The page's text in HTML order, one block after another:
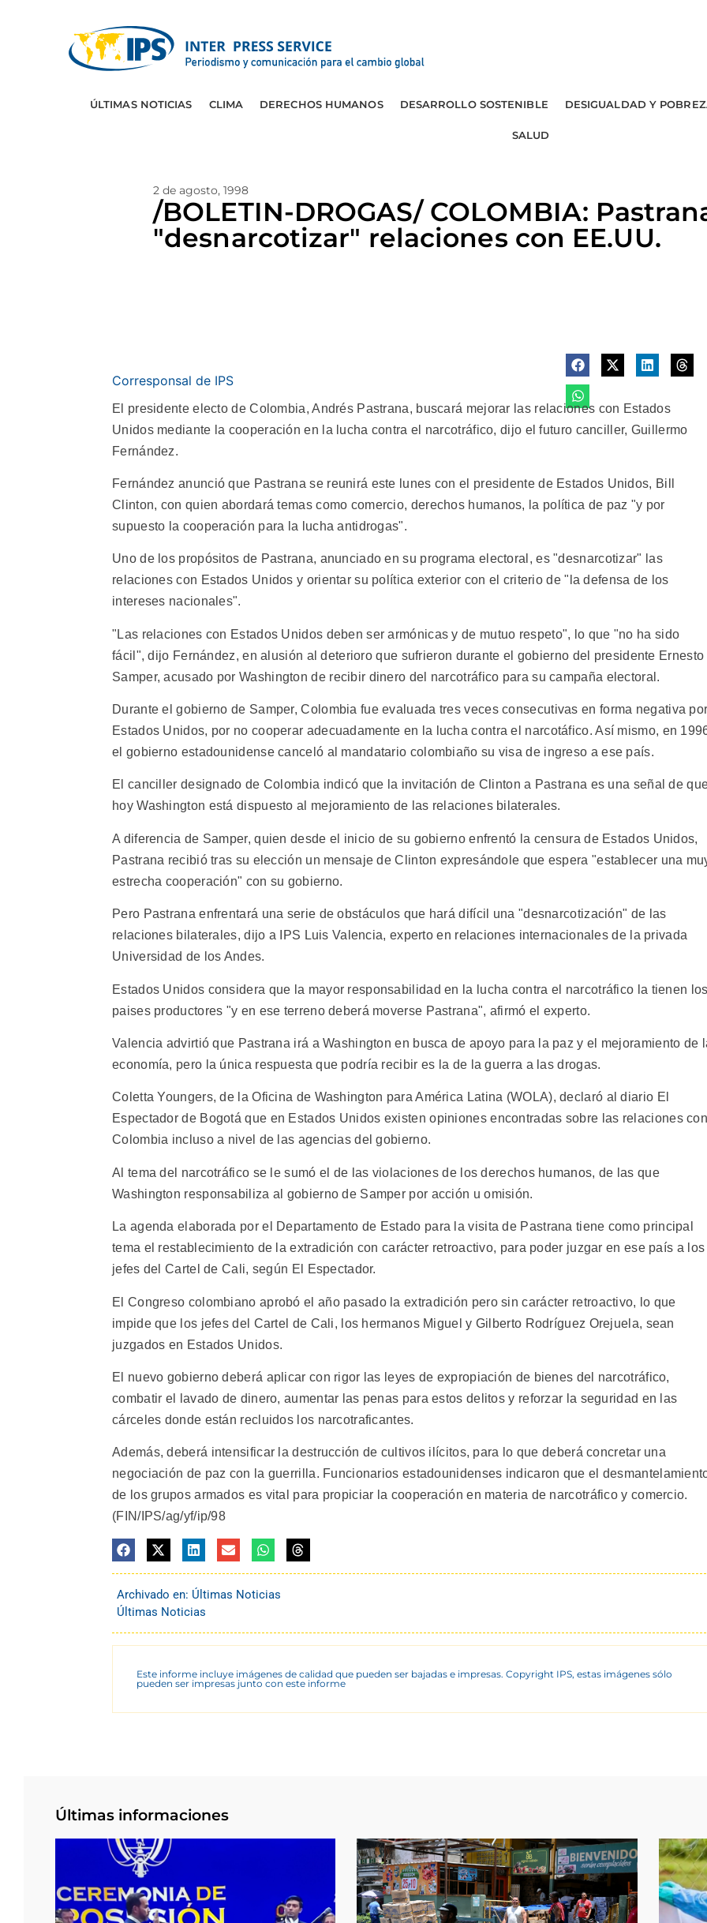
ÚLTIMAS NOTICIAS CLIMA DERECHOS HUMANOS DESARROLLO SOSTENIBLE DESIGUALDAD Y
SALUD
2 de agosto, 1998
/BOLETIN-DROGAS/ COLOMBIA:
"desnarcotizar" relaciones con EE.UU.
Corresponsal de IPS
El presidente electo de Colombia, Andrés Pastrana, buscará mejorar las relaciones con Estados
Unidos mediante la cooperación en la lucha contra el narcotráfico, dijo el futuro canciller, Guillermo
Fernández.
Fernández anunció que Pastrana se reunirá este lunes con el presidente de Estados Unidos, Bill
Clinton, con quien abordará temas como comercio, derechos humanos, la política de paz "y por
supuesto la cooperación para la lucha antidrogas".
Uno de los propósitos de Pastrana, anunciado en su programa electoral, es "desnarcotizar" las
relaciones con Estados Unidos y orientar su política exterior con el criterio de "la defensa de los
intereses nacionales".
"Las relaciones con Estados Unidos deben ser armónicas y de mutuo respeto", lo que "no ha sido
fácil", dijo Fernández, en alusión al deterioro que sufrieron durante el gobierno del presidente Ernesto
Samper, acusado por Washington de recibir dinero del narcotráfico para su campaña electoral.
Durante el gobierno de Samper, Colombia fue evaluada tres veces consecutivas en forma negativa
Estados Unidos, por no cooperar adecuadamente en la lucha contra el narcotáfico. Así mismo, en
el gobierno estadounidense canceló al mandatario colombiaño su visa de ingreso a ese país.
El canciller designado de Colombia indicó que la invitación de Clinton a Pastrana es una señal de
hoy Washington está dispuesto al mejoramiento de las relaciones bilaterales.
A diferencia de Samper, quien desde el inicio de su gobierno enfrentó la censura de Estados Unidos,
Pastrana recibió tras su elección un mensaje de Clinton expresándole que espera "establecer una
estrecha cooperación" con su gobierno.
Pero Pastrana enfrentará una serie de obstáculos que hará difícil una "desnarcotización" de las
relaciones bilaterales, dijo a IPS Luis Valencia, experto en relaciones internacionales de la privada
Universidad de los Andes.
Estados Unidos considera que la mayor responsabilidad en la lucha contra el narcotráfico la tienen
paises productores "y en ese terreno deberá moverse Pastrana", afirmó el experto.
Valencia advirtió que Pastrana irá a Washington en busca de apoyo para la paz y el mejoramiento de
economía, pero la única respuesta que podría recibir es la de la guerra a las drogas.
Coletta Youngers, de la Oficina de Washington para América Latina (WOLA), declaró al diario El
Espectador de Bogotá que en Estados Unidos existen opiniones encontradas sobre las relaciones
Colombia incluso a nivel de las agencias del gobierno.
Al tema del narcotráfico se le sumó el de las violaciones de los derechos humanos, de las que
Washington responsabiliza al gobierno de Samper por acción u omisión.
La agenda elaborada por el Departamento de Estado para la visita de Pastrana tiene como principal
tema el restablecimiento de la extradición con carácter retroactivo, para poder juzgar en ese país a los
jefes del Cartel de Cali, según El Espectador.
El Congreso colombiano aprobó el año pasado la extradición pero sin carácter retroactivo, lo que
impide que los jefes del Cartel de Cali, los hermanos Miguel y Gilberto Rodríguez Orejuela, sean
juzgados en Estados Unidos.
El nuevo gobierno deberá aplicar con rigor las leyes de expropiación de bienes del narcotráfico,
combatir el lavado de dinero, aumentar las penas para estos delitos y reforzar la seguridad en las
cárceles donde están recluidos los narcotraficantes.
Además, deberá intensificar la destrucción de cultivos ilícitos, para lo que deberá concretar una
negociación de paz con la guerrilla. Funcionarios estadounidenses indicaron que el
de los grupos armados es vital para propiciar la cooperación en materia de narcotráfico y comercio.
(FIN/IPS/ag/yf/ip/98
Archivado en: Últimas Noticias
Últimas Noticias
Este informe incluye imágenes de calidad que pueden ser bajadas e impresas. Copyright IPS, estas imágenes sólo
pueden ser impresas junto con este informe
Últimas informaciones